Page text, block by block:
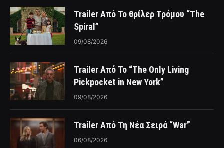
Trailer Από Το θρίλερ Τρόμου “The
Spiral”
09/08/2026
Trailer Από Το “The Only Living
Pickpocket in New York”
09/08/2026
Trailer Από Τη Νέα Σειρά “War”
06/08/2026